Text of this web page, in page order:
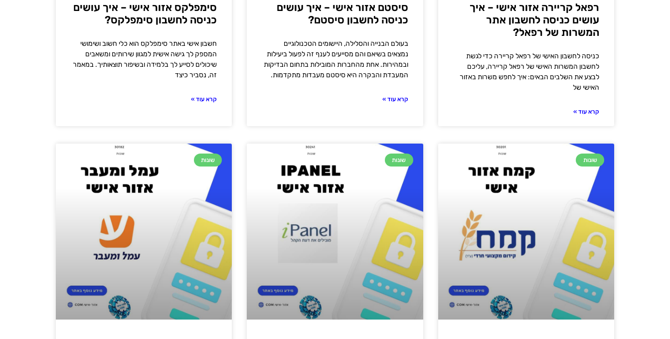
רפאל קריירה אזור אישי – איך
עושים כניסה לחשבון אתר
המשרות של רפאל?
כניסה לחשבון האישי של רפאל קריירה כדי לגשת
לחשבון המשרות האישי של רפאל קריירה, עליכם
לבצע את השלבים הבאים: איך לחפש משרות באזור
האישי של
קרא עוד »
סיסטם אזור אישי – איך עושים
כניסה לחשבון סיסטם?
בעולם הבנייה והסלילה, היישומים הטכנולוגיים
נמצאים בשיאם והם מסייעים לענף זה לפעול ביעילות
ובמהירות. אחת מהחברות המובילות בתחום הבדיקות
המעבדת והבקרה היא סיסטם מעבדות מתקדמות.
קרא עוד »
סימפלקס אזור אישי – איך עושים
כניסה לחשבון סימפלקס?
חשבון אישי באתר סימפלקס הוא כלי חשוב ושימושי
המספק לך גישה אישית למגוון שירותים ומשאבים
שיכולים לסייע לך בלמידה ובשיפור תוצאותיך. במאמר
זה, נסביר כיצד
קרא עוד »
שונות שונות שונות